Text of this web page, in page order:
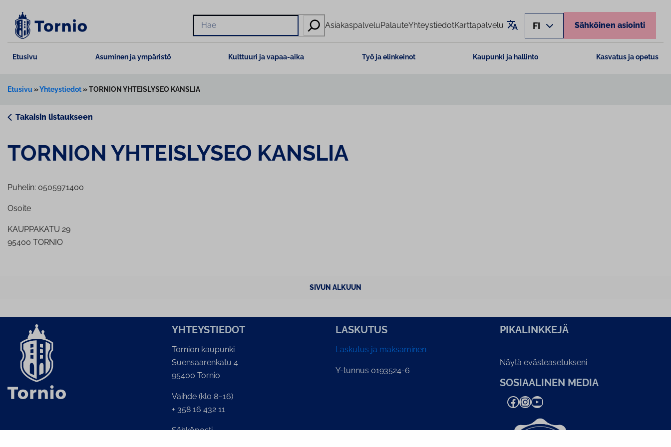
sisältöön
Hae
AsiakaspalveluPalauteYhteystiedotKarttapalvelu Käännä sivu
FI Sähköinen asiointi
Etusivu Asuminen ja ympäristö Kulttuuri ja vapaa-aika Työ ja elinkeinot Kaupunki ja hallinto Kasvatus ja opetus
Etusivu »Yhteystiedot»TORNION YHTEISLYSEO KANSLIA
Takaisin listaukseen
TORNION YHTEISLYSEO KANSLIA
Puhelin: 0505971400
Osoite
KAUPPAKATU 29
95400 TORNIO
SIVUN ALKUUN
YH­TEYS­TIE­DOT
Tornion kaupunki
Suensaarenkatu 4
95400 Tornio
Vaihde (klo 8–16)
+ 358 16 432 11
Sähköposti
LASKUTUS
Laskutus ja maksaminen
Y-tunnus 0193524-6
PI­KA­LINK­KE­JÄ
Näytä evästeasetukseni
SOSIAALINEN MEDIA
Facebook InstagramYouTube